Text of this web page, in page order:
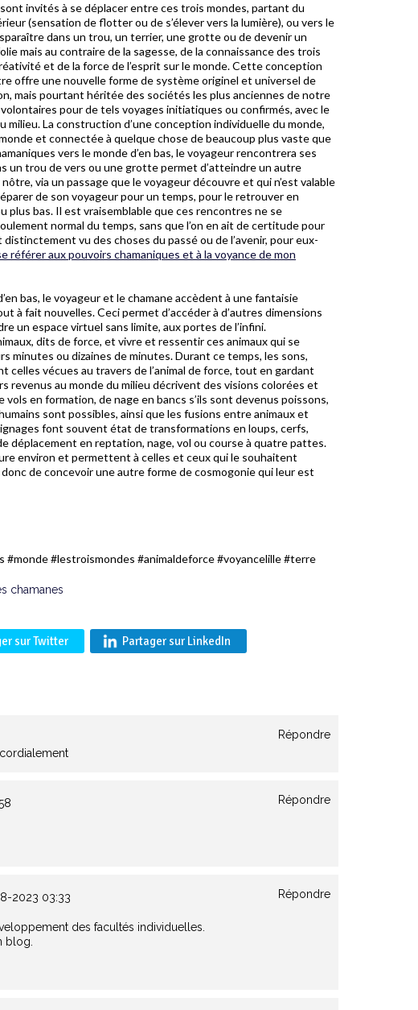
invités à se déplacer entre ces trois mondes, partant du
(sensation de flotter ou de s’élever vers la lumière), ou vers le
dans un trou, un terrier, une grotte ou de devenir un
mais au contraire de la sagesse, de la connaissance des trois
et de la force de l’esprit sur le monde. Cette conception
offre une nouvelle forme de système originel et universel de
mais pourtant héritée des sociétés les plus anciennes de notre
pour de tels voyages initiatiques ou confirmés, avec le
milieu. La construction d’une conception individuelle du monde,
et connectée à quelque chose de beaucoup plus vaste que
vers le monde d’en bas, le voyageur rencontrera ses
un trou de vers ou une grotte permet d’atteindre un autre
via un passage que le voyageur découvre et qui n’est valable
de son voyageur pour un temps, pour le retrouver en
plus bas. Il est vraisemblable que ces rencontres ne se
normal du temps, sans que l’on en ait de certitude pour
vu des choses du passé ou de l’avenir, pour eux-
référer aux pouvoirs chamaniques et à la voyance de mon
bas, le voyageur et le chamane accèdent à une fantaisie
à fait nouvelles. Ceci permet d’accéder à d’autres dimensions
un espace virtuel sans limite, aux portes de l’infini.
dits de force, et vivre et ressentir ces animaux qui se
minutes ou dizaines de minutes. Durant ce temps, les sons,
vécues au travers de l’animal de force, tout en gardant
revenus au monde du milieu décrivent des visions colorées et
vols en formation, de nage en bancs s’ils sont devenus poissons,
sont possibles, ainsi que les fusions entre animaux et
font souvent état de transformations en loups, cerfs,
déplacement en reptation, nage, vol ou course à quatre pattes.
environ et permettent à celles et ceux qui le souhaitent
donc de concevoir une autre forme de cosmogonie qui leur est
#monde #lestroismondes #animaldeforce #voyancelille #terre
chamanes
sur Twitter Partager sur LinkedIn
Répondre
Répondre
2023 03:33
Répondre
des facultés individuelles.
blog.